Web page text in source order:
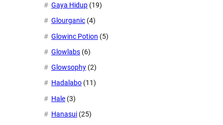
Gaya Hidup (19)
Glourganic (4)
Glowinc Potion (5)
Glowlabs (6)
Glowsophy (2)
Hadalabo (11)
Hale (3)
Hanasui (25)